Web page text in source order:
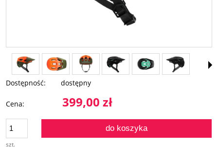
Dostępność: dostępny
Cena: 399,00 zł
szt.
do koszyka